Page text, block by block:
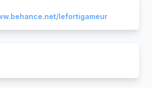
lefortigameur